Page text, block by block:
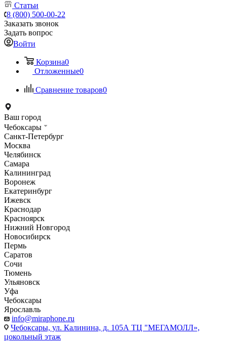
Статьи
8 (800) 500-00-22
Заказать звонок
Задать вопрос
Войти
Корзина0
Отложенные0
Сравнение товаров0
Ваш город
Чебоксары
Санкт-Петербург
Москва
Челябинск
Самара
Калининград
Воронеж
Екатеринбург
Ижевск
Краснодар
Красноярск
Нижний Новгород
Новосибирск
Пермь
Саратов
Сочи
Тюмень
Ульяновск
Уфа
Чебоксары
Ярославль
info@miraphone.ru
Чебоксары, ул. Калинина, д. 105А ТЦ "МЕГАМОЛЛ»,
цокольный этаж